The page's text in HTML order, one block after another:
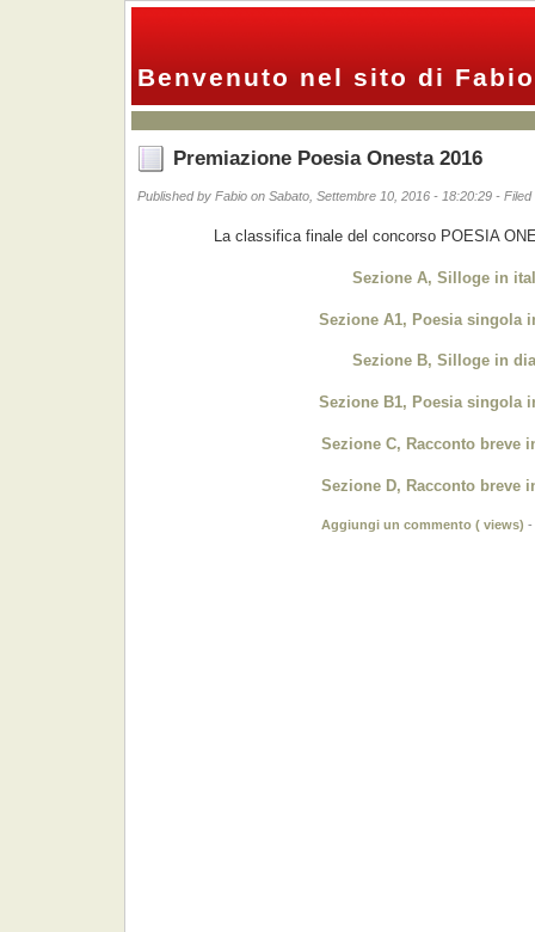
Benvenuto nel sito di
Premiazione Poesia Onesta 2016
Published by Fabio on Sabato, Settembre 10, 2016 - 18:20:29 -
La classifica finale del concorso POESIA
Sezione A, Silloge in
Sezione A1, Poesia singola
Sezione B, Silloge in
Sezione B1, Poesia singola
Sezione C, Racconto breve
Sezione D, Racconto breve
Aggiungi un commento ( views) -